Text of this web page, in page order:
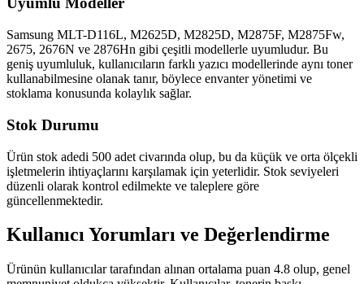
Samsung MLT-D116L, M2625D, M2825D, M2875F, M2875Fw,
2675, 2676N ve 2876Hn gibi çeşitli modellerle uyumludur. Bu
geniş uyumluluk, kullanıcıların farklı yazıcı modellerinde aynı toner
kullanabilmesine olanak tanır, böylece envanter yönetimi ve
stoklama konusunda kolaylık sağlar.
Stok Durumu
Ürün stok adedi 500 adet civarında olup, bu da küçük ve orta ölçekli
işletmelerin ihtiyaçlarını karşılamak için yeterlidir. Stok seviyeleri
düzenli olarak kontrol edilmekte ve taleplere göre
güncellenmektedir.
Kullanıcı Yorumları ve Değerlendirme
Ürünün kullanıcılar tarafından alınan ortalama puan 4.8 olup, genel